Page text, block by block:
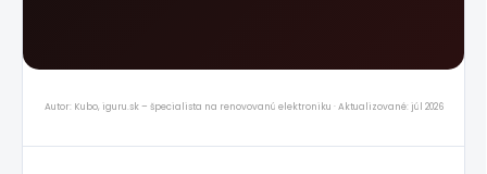
Autor: Kubo, iguru.sk – špecialista na renovovanú elektroniku · Aktualizované: júl 2026